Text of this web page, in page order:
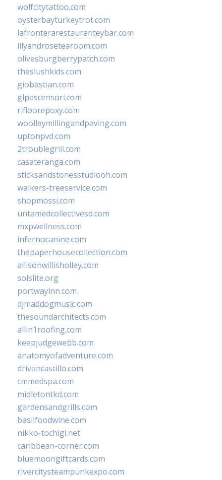
wolfcitytattoo.com
oysterbayturkeytrot.com
lafronterarestauranteybar.com
lilyandrosetearoom.com
olivesburgberrypatch.com
theslushkids.com
giobastian.com
glpascensori.com
rifloorepoxy.com
woolleymillingandpaving.com
uptonpvd.com
2troublegrill.com
casateranga.com
sticksandstonesstudiooh.com
walkers-treeservice.com
shopmossi.com
untamedcollectivesd.com
mxpwellness.com
infernocanine.com
thepaperhousecollection.com
allisonwillisholley.com
solslite.org
portwayinn.com
djmaddogmusic.com
thesoundarchitects.com
allin1roofing.com
keepjudgewebb.com
anatomyofadventure.com
drivancastillo.com
cmmedspa.com
midletontkd.com
gardensandgrills.com
basilfoodwine.com
nikko-tochigi.net
caribbean-corner.com
bluemoongiftcards.com
rivercitysteampunkexpo.com